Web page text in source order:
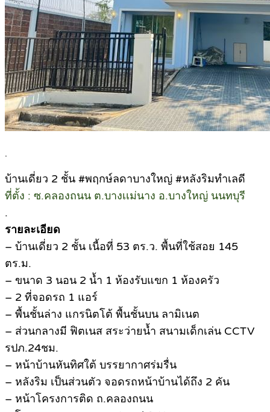
.
บ้านเดี่ยว 2 ชั้น #พฤกษ์ลดาบางใหญ่ #หลังริมทำเลดี
ที่ตั้ง : ซ.คลองถนน ต.บางเเม่นาง อ.บางใหญ่ นนทบุรี
.
รายละเอียด
– บ้านเดี่ยว 2 ชั้น เนื้อที่ 53 ตร.ว. พื้นที่ใช้สอย 145
ตร.ม.
– ขนาด 3 นอน 2 น้ำ 1 ห้องรับแขก 1 ห้องครัว
– 2 ที่จอดรถ 1 แอร์
– พื้นชั้นล่าง แกรนิตโต้ พื้นชั้นบน ลามิเนต
– ส่วนกลางมี ฟิตเนส สระว่ายน้ำ สนามเด็กเล่น CCTV
รปภ.24ชม.
– หน้าบ้านหันทิศใต้ บรรยากาศร่มรื่น
– หลังริม เป็นส่วนตัว จอดรถหน้าบ้านได้ถึง 2 คัน
– หน้าโครงการติด ถ.คลองถนน